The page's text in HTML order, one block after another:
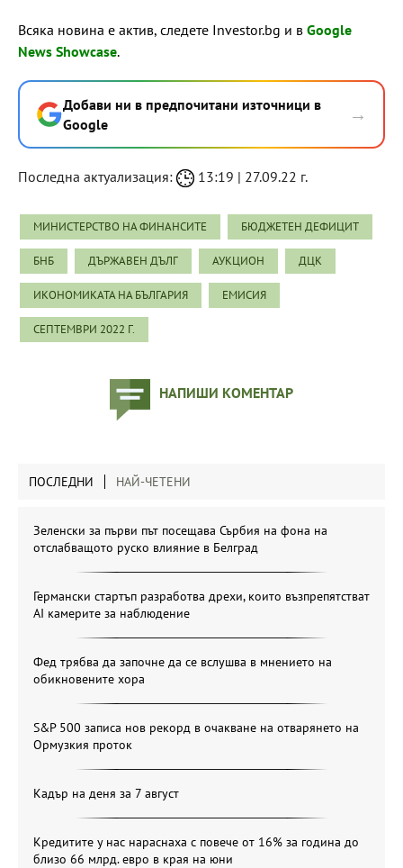
Всяка новина е актив, следете Investor.bg и в Google
News Showcase.
Добави ни в предпочитани източници в
Google
→
Последна актуализация: 13:19 | 27.09.22 г.
МИНИСТЕРСТВО НА ФИНАНСИТЕ БЮДЖЕТЕН ДЕФИЦИТ
БНБ ДЪРЖАВЕН ДЪЛГ АУКЦИОН ДЦК
ИКОНОМИКАТА НА БЪЛГАРИЯ ЕМИСИЯ
СЕПТЕМВРИ 2022 Г.
НАПИШИ КОМЕНТАР
ПОСЛЕДНИ НАЙ-ЧЕТЕНИ
Зеленски за първи път посещава Сърбия на фона на
отслабващото руско влияние в Белград
Германски стартъп разработва дрехи, които възпрепятстват
AI камерите за наблюдение
Фед трябва да започне да се вслушва в мнението на
обикновените хора
S&P 500 записа нов рекорд в очакване на отварянето на
Ормузкия проток
Кадър на деня за 7 август
Кредитите у нас нараснаха с повече от 16% за година до
близо 66 млрд. евро в края на юни